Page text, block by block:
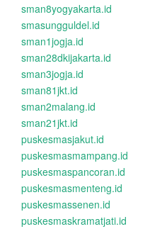
sman8yogyakarta.id
smasungguldel.id
sman1jogja.id
sman28dkijakarta.id
sman3jogja.id
sman81jkt.id
sman2malang.id
sman21jkt.id
puskesmasjakut.id
puskesmasmampang.id
puskesmaspancoran.id
puskesmasmenteng.id
puskesmassenen.id
puskesmaskramatjati.id